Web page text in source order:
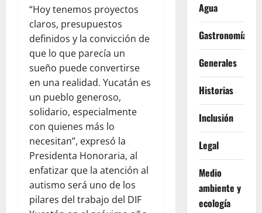
“Hoy tenemos proyectos
claros, presupuestos
definidos y la convicción de
que lo que parecía un
sueño puede convertirse
en una realidad. Yucatán es
un pueblo generoso,
solidario, especialmente
con quienes más lo
necesitan”, expresó la
Presidenta Honoraria, al
enfatizar que la atención al
autismo será uno de los
pilares del trabajo del DIF
Agua
Gastronomía
Generales
Historias
Inclusión
Legal
Medio
ambiente y
ecología